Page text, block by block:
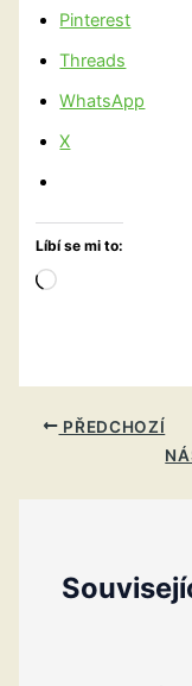
Pinterest
Threads
WhatsApp
X
Líbí se mi to:
Načítání…
PŘEDCHOZÍ